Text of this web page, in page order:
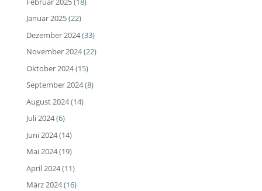
Januar 2025(22)
Dezember 2024(33)
November 2024(22)
Oktober 2024(15)
September 2024(8)
August 2024(14)
Juli 2024(6)
Juni 2024(14)
Mai 2024(19)
April 2024(11)
März 2024(16)